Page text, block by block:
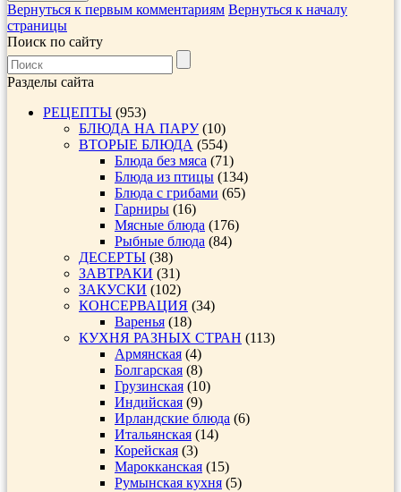
Вернуться к первым комментариям Вернуться к началу
страницы
Поиск по сайту
Разделы сайта
РЕЦЕПТЫ (953)
БЛЮДА НА ПАРУ(10)
ВТОРЫЕ БЛЮДА (554)
Блюда без мяса (71)
Блюда из птицы (134)
Блюда с грибами (65)
Гарниры (16)
Мясные блюда (176)
Рыбные блюда (84)
ДЕСЕРТЫ (38)
ЗАВТРАКИ (31)
ЗАКУСКИ (102)
КОНСЕРВАЦИЯ (34)
Варенья (18)
КУХНЯ РАЗНЫХ СТРАН (113)
Армянская (4)
Болгарская (8)
Грузинская (10)
Индийская (9)
Ирландские блюда (6)
Итальянская (14)
Корейская (3)
Марокканская (15)
Румынская кухня (5)